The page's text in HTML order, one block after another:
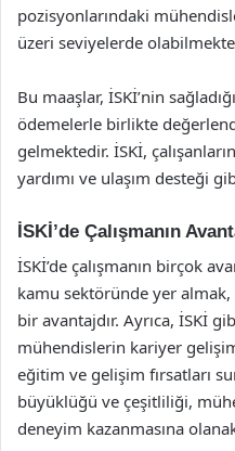
pozisyonlarındaki
üzeri seviyelerde
Bu maaşlar, İSKİ’nin
ödemelerle birlikte
gelmektedir. İSKİ,
yardımı ve ulaşım desteği
İSKİ’de Çalışmanın
İSKİ’de çalışmanın birçok
kamu sektöründe yer almak,
bir avantajdır. Ayrıca, İSKİ
mühendislerin kariyer
eğitim ve gelişim fırsatları
büyüklüğü ve çeşitliliği,
deneyim kazanmasına